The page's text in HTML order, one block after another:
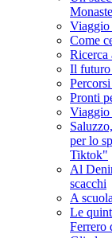
Viaggio
Come
Ricerca
Il futuro
Pronti
Viaggio
per lo
Tiktok"
Al
scacchi
A
Le
Ferrero